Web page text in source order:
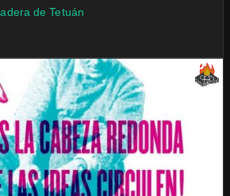
de Tetuán